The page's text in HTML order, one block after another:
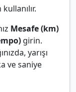
Mesafe (km)
girin.
yarışı
ve saniye